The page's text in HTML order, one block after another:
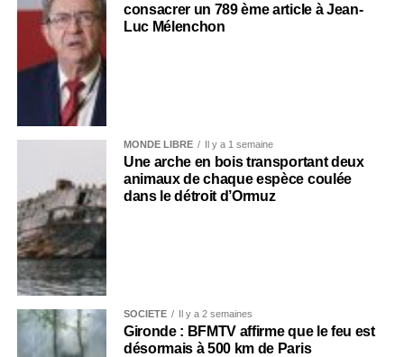
consacrer un 789 ème article à Jean-
Luc Mélenchon
MONDE LIBRE Il y a 1 semaine
Une arche en bois transportant deux
animaux de chaque espèce coulée
dans le détroit d’Ormuz
SOCIÉTÉ Il y a 2 semaines
Gironde : BFMTV affirme que le feu est
désormais à 500 km de Paris